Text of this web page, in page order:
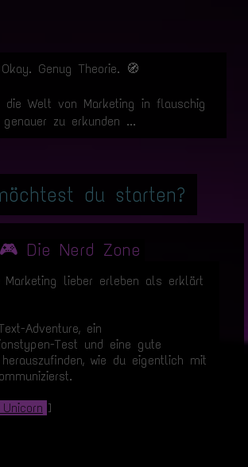
Okay. Genug Theorie. 🧭
die Welt von Marketing in flauschig
genauer zu erkunden ...
du starten?
🎮 Die Nerd Zone
Marketing lieber erleben als erklärt
Adventure, ein
Test und eine gute
wie du eigentlich mit
]